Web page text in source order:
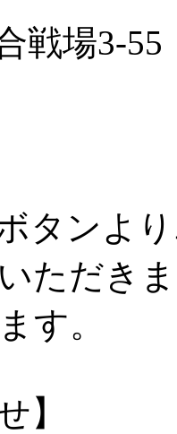
戦場3-55
タンよ
ただき
す。
】